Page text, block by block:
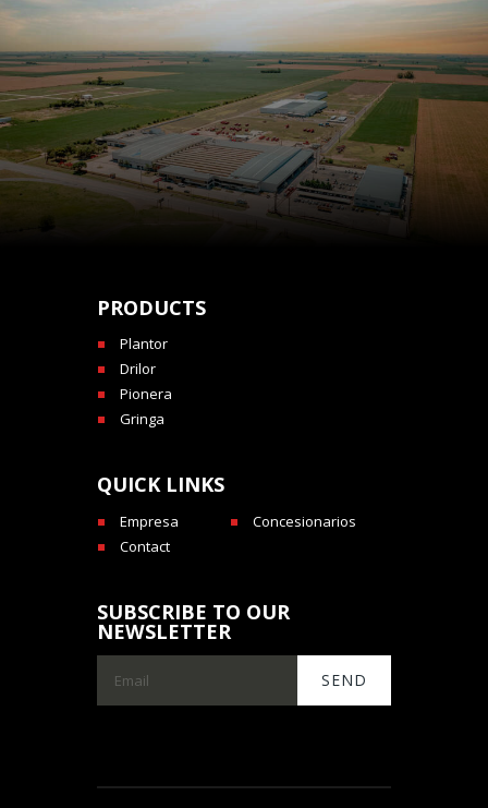
PRODUCTS
Plantor
Drilor
Pionera
Gringa
QUICK LINKS
Empresa
Concesionarios
Contact
SUBSCRIBE TO OUR
NEWSLETTER